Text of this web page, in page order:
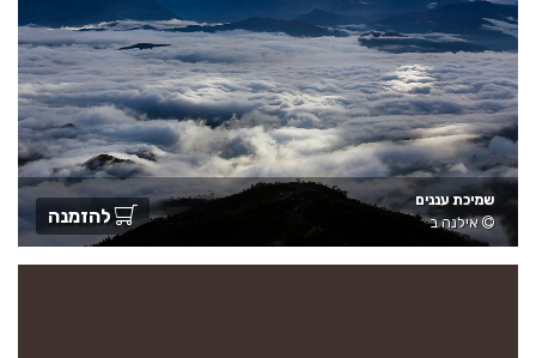
שמיכת עננים
אילנה ב
להזמנה